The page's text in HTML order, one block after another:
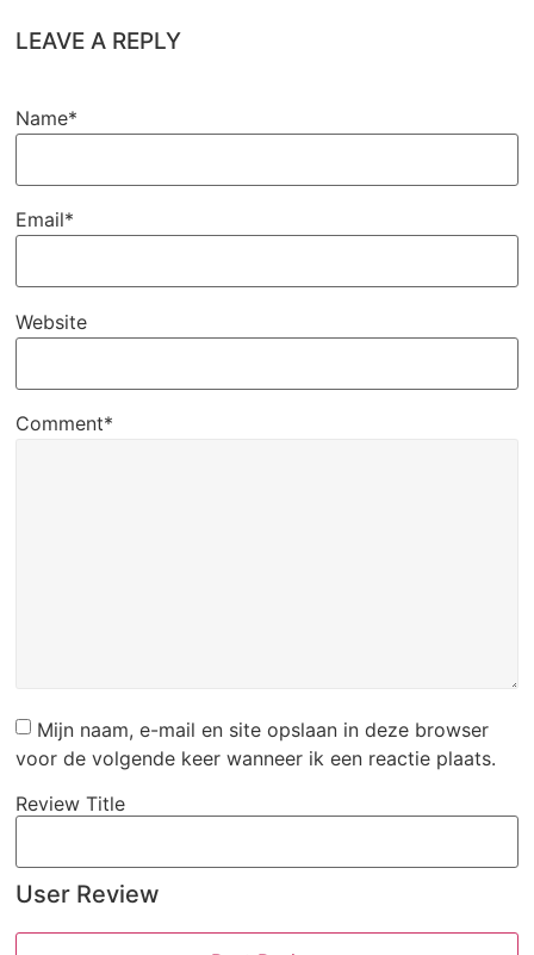
LEAVE A REPLY
Name*
Email*
Website
Comment*
Mijn naam, e-mail en site opslaan in deze browser
voor de volgende keer wanneer ik een reactie plaats.
Review Title
User Review